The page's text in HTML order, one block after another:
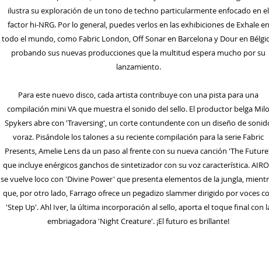
ilustra su exploración de un tono de techno particularmente enfocado en el
factor hi-NRG. Por lo general, puedes verlos en las exhibiciones de Exhale en
todo el mundo, como Fabric London, Off Sonar en Barcelona y Dour en
probando sus nuevas producciones que la multitud espera mucho por su
lanzamiento.
Para este nuevo disco, cada artista contribuye con una pista para una
compilación mini VA que muestra el sonido del sello. El productor belga Milo
Spykers abre con 'Traversing', un corte contundente con un diseño de
voraz. Pisándole los talones a su reciente compilación para la serie Fabric
Presents, Amelie Lens da un paso al frente con su nueva canción 'The
que incluye enérgicos ganchos de sintetizador con su voz característica.
se vuelve loco con 'Divine Power' que presenta elementos de la jungla,
que, por otro lado, Farrago ofrece un pegadizo slammer dirigido por voces
'Step Up'. Ahl Iver, la última incorporación al sello, aporta el toque final con
embriagadora 'Night Creature'. ¡El futuro es brillante!